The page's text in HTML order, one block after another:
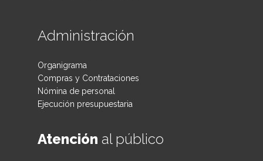
Administración
Organigrama
Compras y Contrataciones
Nómina de personal
Ejecución presupuestaria
Atención al público